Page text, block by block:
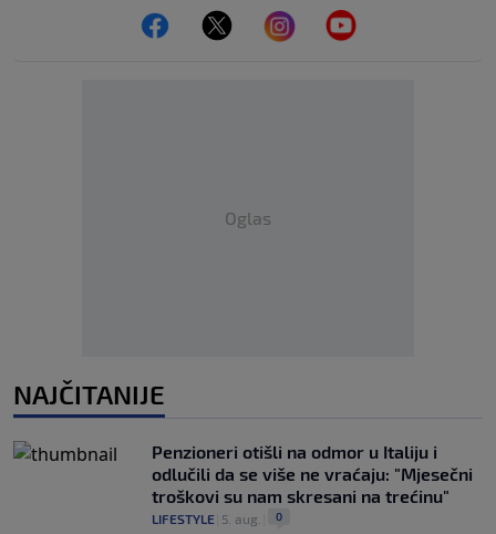
Oglas
NAJČITANIJE
Penzioneri otišli na odmor u Italiju i
odlučili da se više ne vraćaju: "Mjesečni
troškovi su nam skresani na trećinu"
LIFESTYLE 5. aug. 0